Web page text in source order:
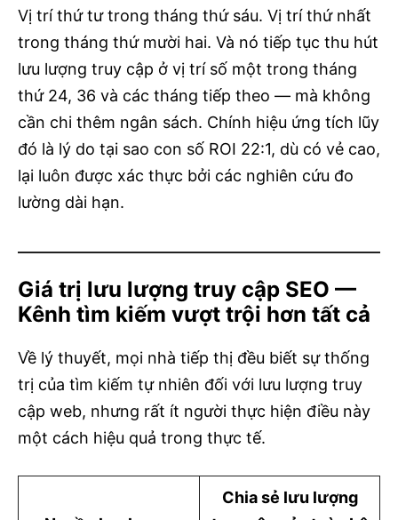
Vị trí thứ tư trong tháng thứ sáu. Vị trí thứ nhất
trong tháng thứ mười hai. Và nó tiếp tục thu hút
lưu lượng truy cập ở vị trí số một trong tháng
thứ 24, 36 và các tháng tiếp theo — mà không
cần chi thêm ngân sách. Chính hiệu ứng tích lũy
đó là lý do tại sao con số ROI 22:1, dù có vẻ cao,
lại luôn được xác thực bởi các nghiên cứu đo
lường dài hạn.
Giá trị lưu lượng truy cập SEO —
Kênh tìm kiếm vượt trội hơn tất cả
Về lý thuyết, mọi nhà tiếp thị đều biết sự thống
trị của tìm kiếm tự nhiên đối với lưu lượng truy
cập web, nhưng rất ít người thực hiện điều này
một cách hiệu quả trong thực tế.
Chia sẻ lưu lượng